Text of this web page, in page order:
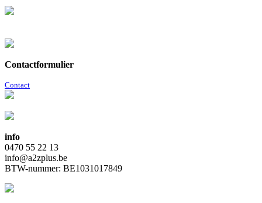
Contactformulier
Contact
info
0470 55 22 13
info@a2zplus.be
BTW-nummer: BE1031017849